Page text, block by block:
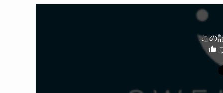
この